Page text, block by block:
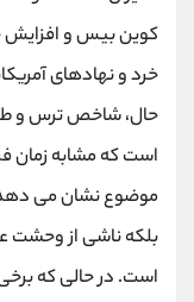
کوین بیس و افزایش
خرد و نهادهای
موضوع نشان می دهد
بلکه ناشی از وحشت
است. در حالی که